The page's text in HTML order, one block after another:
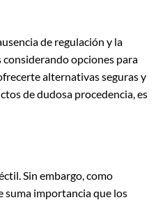
de regulación y la
considerando opciones para
alternativas seguras y
de dudosa procedencia, es
Sin embargo, como
suma importancia que los